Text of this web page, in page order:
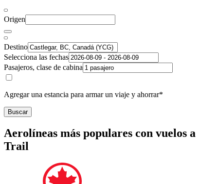
Origen
Destino
Selecciona las fechas
Pasajeros, clase de cabina
Agregar una estancia para armar un viaje y ahorrar*
Buscar
Aerolíneas más populares con vuelos a
Trail